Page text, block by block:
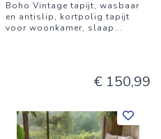
Boho Vintage tapijt, wasbaar
en antislip, kortpolig tapijt
voor woonkamer, slaap...
€ 150,99